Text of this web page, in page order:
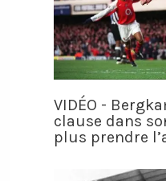
VIDÉO -
clause dans
plus prendre